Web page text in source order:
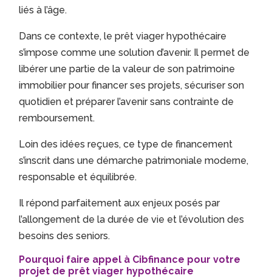
liés à l’âge.
Dans ce contexte, le prêt viager hypothécaire
s’impose comme une solution d’avenir. Il permet de
libérer une partie de la valeur de son patrimoine
immobilier pour financer ses projets, sécuriser son
quotidien et préparer l’avenir sans contrainte de
remboursement.
Loin des idées reçues, ce type de financement
s’inscrit dans une démarche patrimoniale moderne,
responsable et équilibrée.
Il répond parfaitement aux enjeux posés par
l’allongement de la durée de vie et l’évolution des
besoins des seniors.
Pourquoi faire appel à Cibfinance pour votre
projet de prêt viager hypothécaire